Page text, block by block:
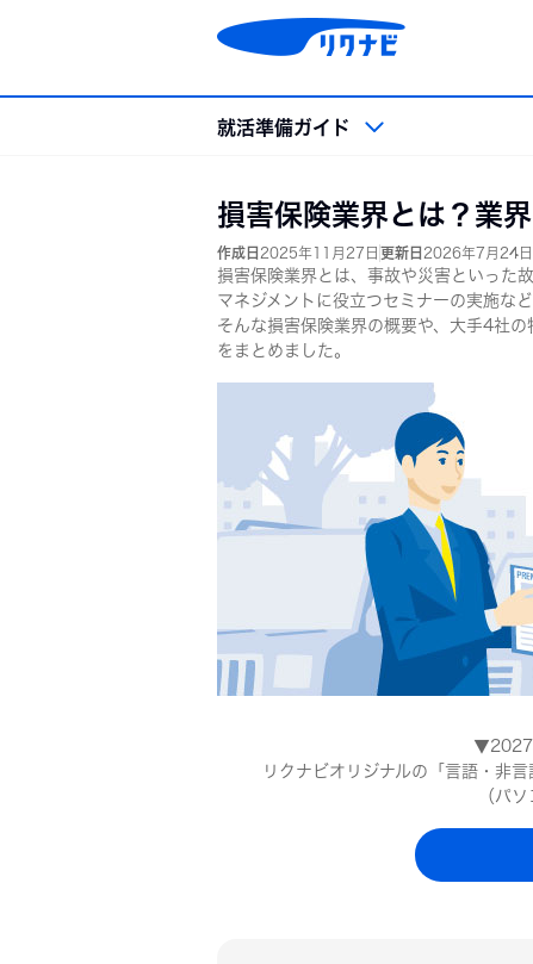
就活準備ガイド
就活準備
就活準備
就活用語集
業界・
業界
企業
外
インターンシップ＆キャリア
大
損害保険業界とは？業
作成日 2025年11月27日 更新日 2026年7月24日
損害保険業界とは、事故や災害といった
マネジメントに役立つセミナーの実施な
そんな損害保険業界の概要や、大手4社
をまとめました。
▼2027
リクナビオリジナルの「言語・非
（パ